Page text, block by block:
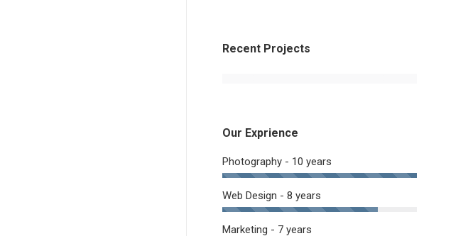
Recent Projects
Our Exprience
Photography - 10 years
Web Design - 8 years
Marketing - 7 years